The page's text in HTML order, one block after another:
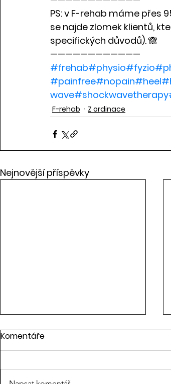
PS: v F-rehab máme přes
se najde zlomek klientů,
specifických důvodů). 🙈
————————————
#frehab#physio#fyzio
#painfree#nopain#heel
wave#shockwavetherapy
F-rehab Z ordinace
Nejnovější příspěvky
Komentáře